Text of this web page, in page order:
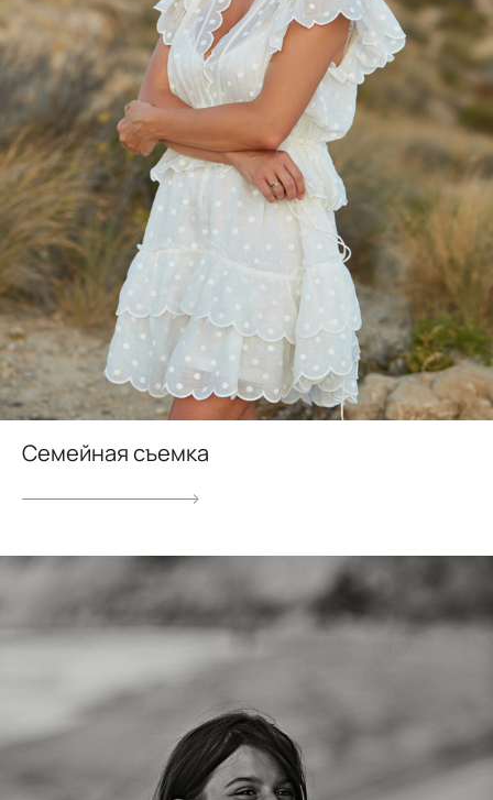
Семейная съемка